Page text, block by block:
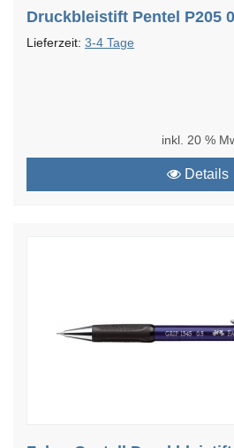
Druckbleistift Pentel P205
Lieferzeit: 3-4 Tage
inkl. 20 %
Details